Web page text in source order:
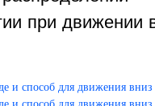
при движении